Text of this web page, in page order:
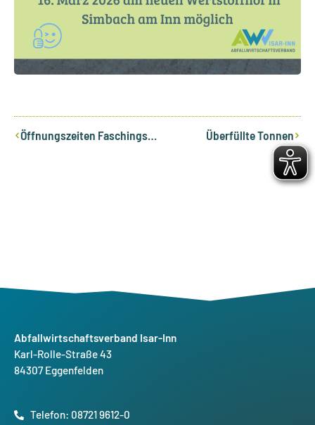
Öffnungszeiten Faschingsferien Überfüllte Tonnen
Abfallwirtschaftsverband Isar-Inn
Karl-Rolle-Straße 43
84307 Eggenfelden
Telefon: 08721 9612-0